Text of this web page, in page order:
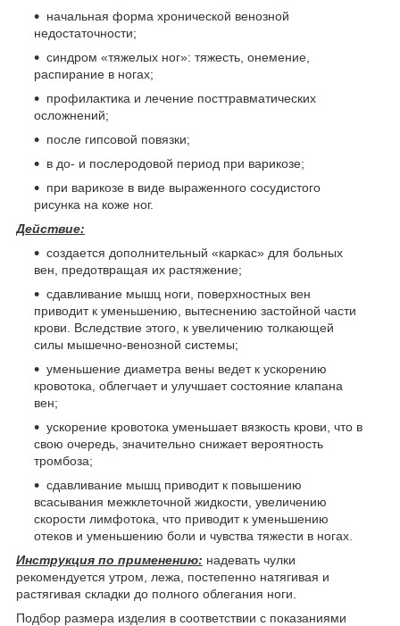
начальная форма хронической венозной
недостаточности;
синдром «тяжелых ног»: тяжесть, онемение,
распирание в ногах;
профилактика и лечение посттравматических
осложнений;
после гипсовой повязки;
в до- и послеродовой период при варикозе;
при варикозе в виде выраженного сосудистого
рисунка на коже ног.
Действие:
создается дополнительный «каркас» для больных
вен, предотвращая их растяжение;
сдавливание мышц ноги, поверхностных вен
приводит к уменьшению, вытеснению застойной части
крови. Вследствие этого, к увеличению толкающей
силы мышечно-венозной системы;
уменьшение диаметра вены ведет к ускорению
кровотока, облегчает и улучшает состояние клапана
вен;
ускорение кровотока уменьшает вязкость крови, что в
свою очередь, значительно снижает вероятность
тромбоза;
сдавливание мышц приводит к повышению
всасывания межклеточной жидкости, увеличению
скорости лимфотока, что приводит к уменьшению
отеков и уменьшению боли и чувства тяжести в ногах.
Инструкция по применению: надевать чулки
рекомендуется утром, лежа, постепенно натягивая и
растягивая складки до полного облегания ноги.
Подбор размера изделия в соответствии с показаниями